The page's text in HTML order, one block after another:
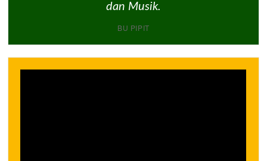
dan Musik.
BU PIPIT